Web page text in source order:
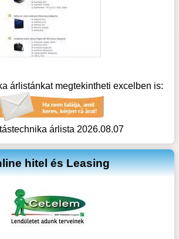
árlistánkat megtekintheti excelben is:
árlista 2026.08.07
hitel és Leasing